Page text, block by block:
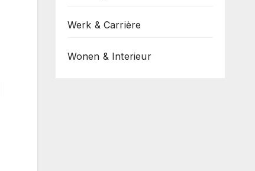
Werk & Carrière
Wonen & Interieur